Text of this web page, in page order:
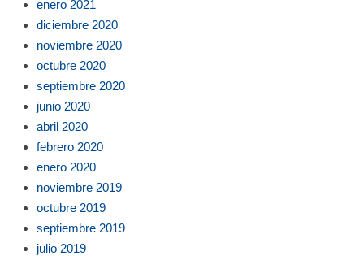
enero 2021
diciembre 2020
noviembre 2020
octubre 2020
septiembre 2020
junio 2020
abril 2020
febrero 2020
enero 2020
noviembre 2019
octubre 2019
septiembre 2019
julio 2019